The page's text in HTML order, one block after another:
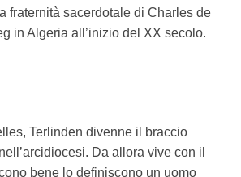
fraternità sacerdotale di Charles de
in Algeria all’inizio del XX secolo.
Terlinden divenne il braccio
Da allora vive con il
bene lo definiscono un uomo